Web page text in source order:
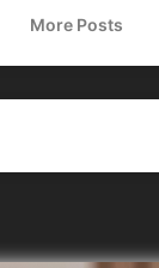
More Posts